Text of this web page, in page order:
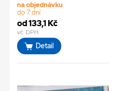
na objednávku
do 7 dní
od 133,1 Kč
vč. DPH
Detail